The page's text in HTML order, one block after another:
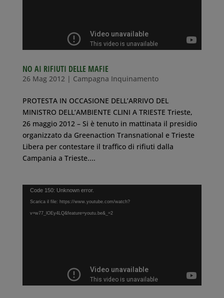
NO AI RIFIUTI DELLE MAFIE
26 Mag 2012 | Campagna Inquinamento
PROTESTA IN OCCASIONE DELL’ARRIVO DEL
MINISTRO DELL’AMBIENTE CLINI A TRIESTE Trieste,
26 maggio 2012 – Si è tenuto in mattinata il presidio
organizzato da Greenaction Transnational e Trieste
Libera per contestare il traffico di rifiuti dalla
Campania a Trieste....
Video
Player
Code 150: Unknown error.
Scarica il file: https://www.youtube.com/watch?
v=w77_lOEy4LQ&feature=youtu.be&_=2